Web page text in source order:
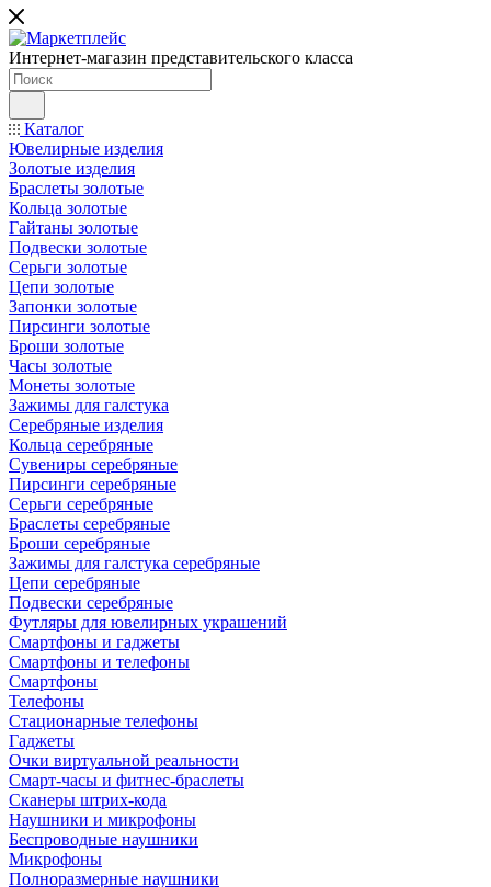
Интернет-магазин представительского класса
Каталог
Ювелирные изделия
Золотые изделия
Браслеты золотые
Кольца золотые
Гайтаны золотые
Подвески золотые
Серьги золотые
Цепи золотые
Запонки золотые
Пирсинги золотые
Броши золотые
Часы золотые
Монеты золотые
Зажимы для галстука
Серебряные изделия
Кольца серебряные
Сувениры серебряные
Пирсинги серебряные
Серьги серебряные
Браслеты серебряные
Броши серебряные
Зажимы для галстука серебряные
Цепи серебряные
Подвески серебряные
Футляры для ювелирных украшений
Смартфоны и гаджеты
Смартфоны и телефоны
Смартфоны
Телефоны
Стационарные телефоны
Гаджеты
Очки виртуальной реальности
Смарт-часы и фитнес-браслеты
Сканеры штрих-кода
Наушники и микрофоны
Беспроводные наушники
Микрофоны
Полноразмерные наушники